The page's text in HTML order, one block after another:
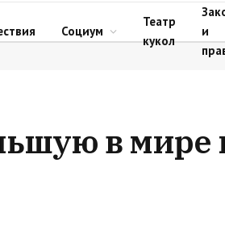
Социум
Театр
кукол
и
в мире